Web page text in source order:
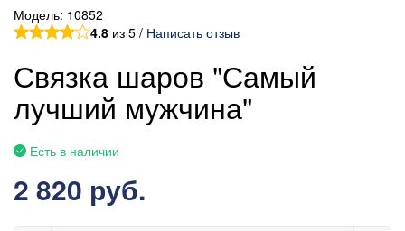
Модель: 10852
4.8 из 5 / Написать отзыв
Связка шаров "Самый
лучший мужчина"
Есть в наличии
2 820 руб.